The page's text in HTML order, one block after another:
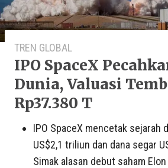
TREN GLOBAL
IPO SpaceX
Dunia, Valuasi
Rp37.380 T
IPO SpaceX mencetak sejarah
US$2,1 triliun dan dana segar
Simak alasan debut saham